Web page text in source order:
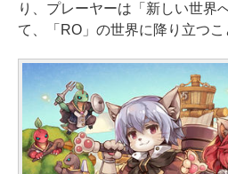
り、プレーヤーは「新しい世界
て、「RO」の世界に降り立つこ